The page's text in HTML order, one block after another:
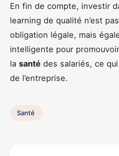
En fin de compte, investir
learning de qualité n’est
obligation légale, mais
intelligente pour
la santé des salariés, ce
de l’entreprise.
Santé